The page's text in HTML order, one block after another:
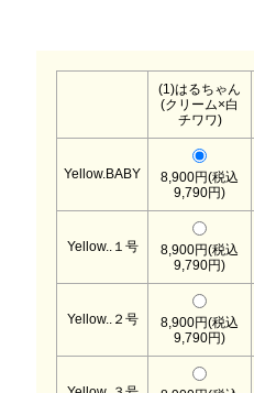
(1)はるちゃん
(クリーム×白
チワワ)
Yellow.BABY
8,900円(税込
9,790円)
Yellow..１号
8,900円(税込
9,790円)
Yellow..２号
8,900円(税込
9,790円)